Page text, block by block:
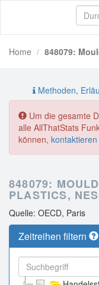
Home 848079:
Methoden,
Um die gesamte
alle AllThatStats
können,
848079:
PLASTICS, NES
Quelle: OECD, Paris
Zeitreihen filtern